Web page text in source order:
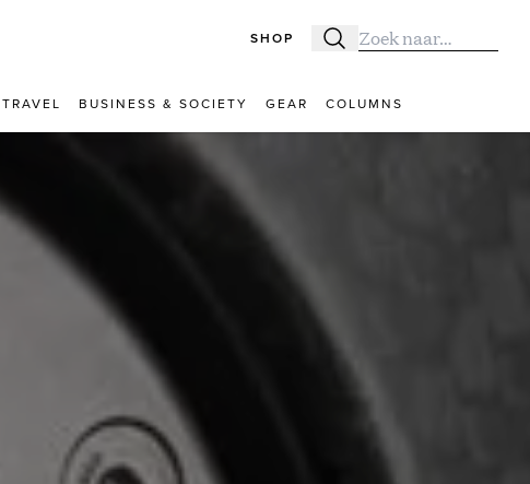
SHOP Zoeken
Zoek naar:
TRAVEL BUSINESS & SOCIETY GEAR COLUMNS